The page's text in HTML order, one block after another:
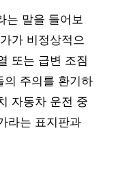
는 말을 들어보
가 비정상적으
또는 급변 조짐
의 주의를 환기하
자동차 운전 중
라는 표지판과